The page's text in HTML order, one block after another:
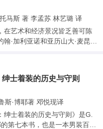
这些披裹着时尚外衣的致命武
窒息的裙衬、染了汞的帽子等
的物品。 作者把日常无害的服
”下，带领读者踏上各式服饰的
的军服、奥斯卡·王尔德的同父
亡和舞蹈家伊莎多拉·邓肯被其
等。
马斯 著 李孟苏 林艺璐 译
在艺术和经济景况皆乏善可陈
翰·加利亚诺和亚历山大·麦昆登
相近的成长背景：敏感、内
、来自伦敦的社会下层、对时
爱的母亲培养。尽管他们都年
人的事业仍然历尽曲折。他们
担任了LVMH集团旗下两个品
士着装的历史与守则
斯·博耶著 邓悦现译
绅士着装的历史与守则》是G.
第七本书，也是一本男装百科